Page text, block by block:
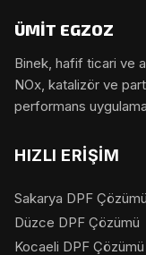
ÜMİT EGZOZ
Binek, hafif ticari ve
NOx, katalizör ve
performans
HIZLI ERIŞIM
Sakarya DPF Çözümü
Düzce DPF Çözümü
Kocaeli DPF Çözümü